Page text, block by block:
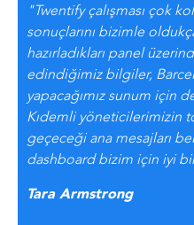
"Twentify çalışması çok
sonuçlarını bizimle
hazırladıkları panel
edindiğimiz bilgiler,
yapacağımız sunum için
Kıdemli yöneticilerimizin
geçeceği ana mesajları
dashboard bizim için iyi
Tara Armstrong